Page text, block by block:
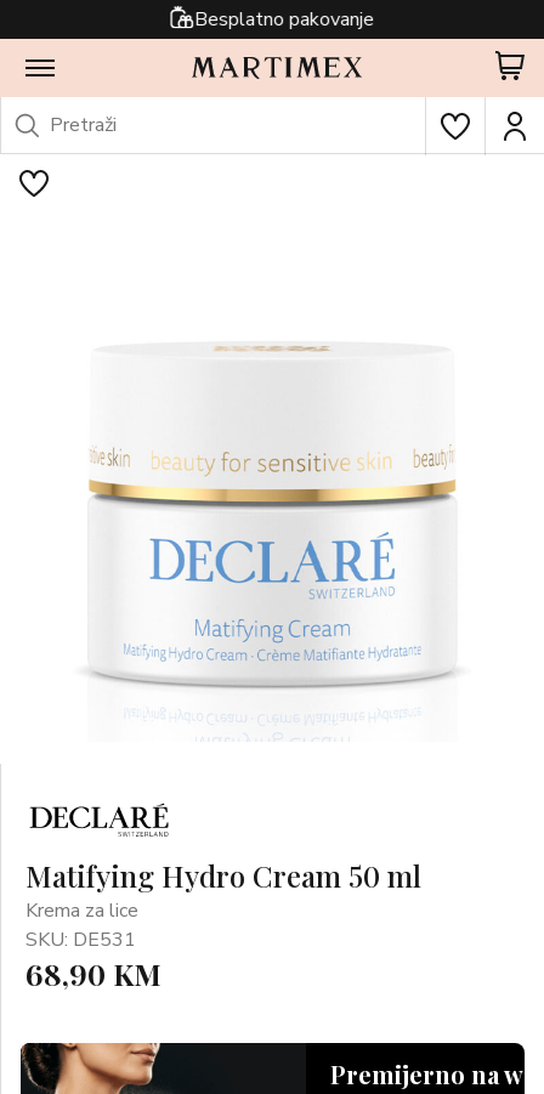
Besplatno pakovanje
Matifying Hydro Cream 50 ml
Krema za lice
SKU: DE531
68,90 KM
Premijerno na